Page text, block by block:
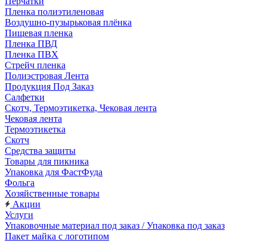
Пленка полиэтиленовая
Воздушно-пузырьковая плёнка
Пищевая пленка
Пленка ПВД
Пленка ПВХ
Стрейч пленка
Полиэстровая Лента
Продукция Под Заказ
Салфетки
Скотч, Термоэтикетка, Чековая лента
Чековая лента
Термоэтикетка
Скотч
Средства защиты
Товары для пикника
Упаковка для ФастФуда
Фольга
Хозяйственные товары
Акции
Услуги
Упаковочные материал под заказ / Упаковка под заказ
Пакет майка с логотипом